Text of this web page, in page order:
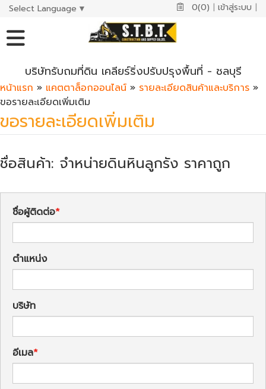
Select Language ▼ 0(0) | เข้าสู่ระบบ |
บริษัทรับถมที่ดิน เคลียร์ริ่งปรับปรุงพื้นที่ - ชลบุรี
หน้าแรก » แคตตาล็อกออนไลน์ » รายละเอียดสินค้าและบริการ »
ขอรายละเอียดเพิ่มเติม
ขอรายละเอียดเพิ่มเติม
ชื่อสินค้า: จำหน่ายดินหินลูกรัง ราคาถูก
ชื่อผู้ติดต่อ
ตำแหน่ง
บริษัท
อีเมล